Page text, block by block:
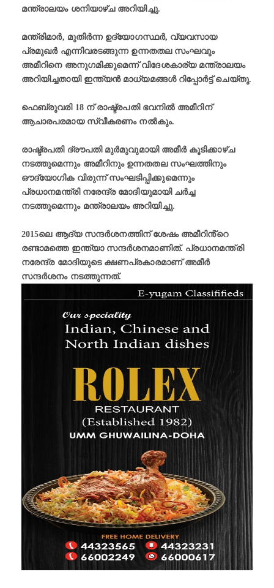
മന്ത്രാലയം ശനിയാഴ്ച അറിയിച്ചു.
മന്ത്രിമാർ, മുതിർന്ന ഉദ്യോഗസ്ഥർ, വ്യവസായ
പ്രമുഖർ എന്നിവരടങ്ങുന്ന ഉന്നതതല സംഘവും
അമീറിനെ അനുഗമിക്കുമെന്ന് വിദേശകാര്യ മന്ത്രാലയം
അറിയിച്ചതായി ഇന്ത്യൻ മാധ്യമങ്ങൾ റിപ്പോർട്ട് ചെയ്തു.
ഫെബ്രുവരി 18 ന് രാഷ്ട്രപതി ഭവനിൽ അമീറിന്
ആചാരപരമായ സ്വീകരണം നൽകും.
രാഷ്ട്രപതി ദ്രൗപതി മുർമുവുമായി അമീർ കൂടിക്കാഴ്ച
നടത്തുമെന്നും അമീറിനും ഉന്നതതല സംഘത്തിനും
ഔദ്യോഗിക വിരുന്ന് സംഘടിപ്പിക്കുമെന്നും
പ്രധാനമന്ത്രി നരേന്ദ്ര മോദിയുമായി ചർച്ച
നടത്തുമെന്നും മന്ത്രാലയം അറിയിച്ചു.
2015ലെ ആദ്യ സന്ദർശനത്തിന് ശേഷം അമീറിൻ്റെ
രണ്ടാമത്തെ ഇന്ത്യാ സന്ദർശനമാണിത്. പ്രധാനമന്ത്രി
നരേന്ദ്ര മോദിയുടെ ക്ഷണപ്രകാരമാണ് അമീർ
സന്ദർശനം നടത്തുന്നത്.